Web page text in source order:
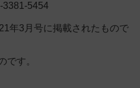
5454
年3月号に掲載されたもので
です。